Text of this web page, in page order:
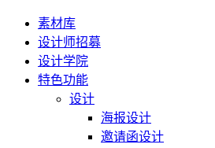
素材库
设计师招募
设计学院
特色功能
设计
海报设计
邀请函设计